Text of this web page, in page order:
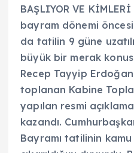
BAŞLIYOR VE
bayram dönemi
da tatilin 9 güne
büyük bir merak
Recep Tayyip Erdoğan
toplanan Kabine
yapılan resmi
kazandı.
Bayramı tatilinin kamu